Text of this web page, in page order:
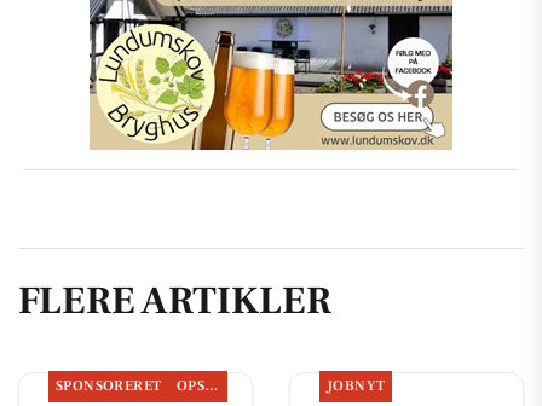
FLERE ARTIKLER
SPONSORERET OPSLAGSTAVLEN JOBNYT